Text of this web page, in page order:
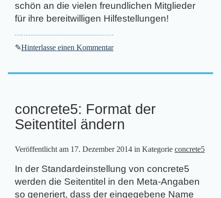
schön an die vielen freundlichen Mitglieder
für ihre bereitwilligen Hilfestellungen!
✎Hinterlasse einen Kommentar
concrete5: Format der
Seitentitel ändern
Veröffentlicht am 17. Dezember 2014 in Kategorie concrete5
In der Standardeinstellung von concrete5
werden die Seitentitel in den Meta-Angaben
so generiert, dass der eingegebene Name